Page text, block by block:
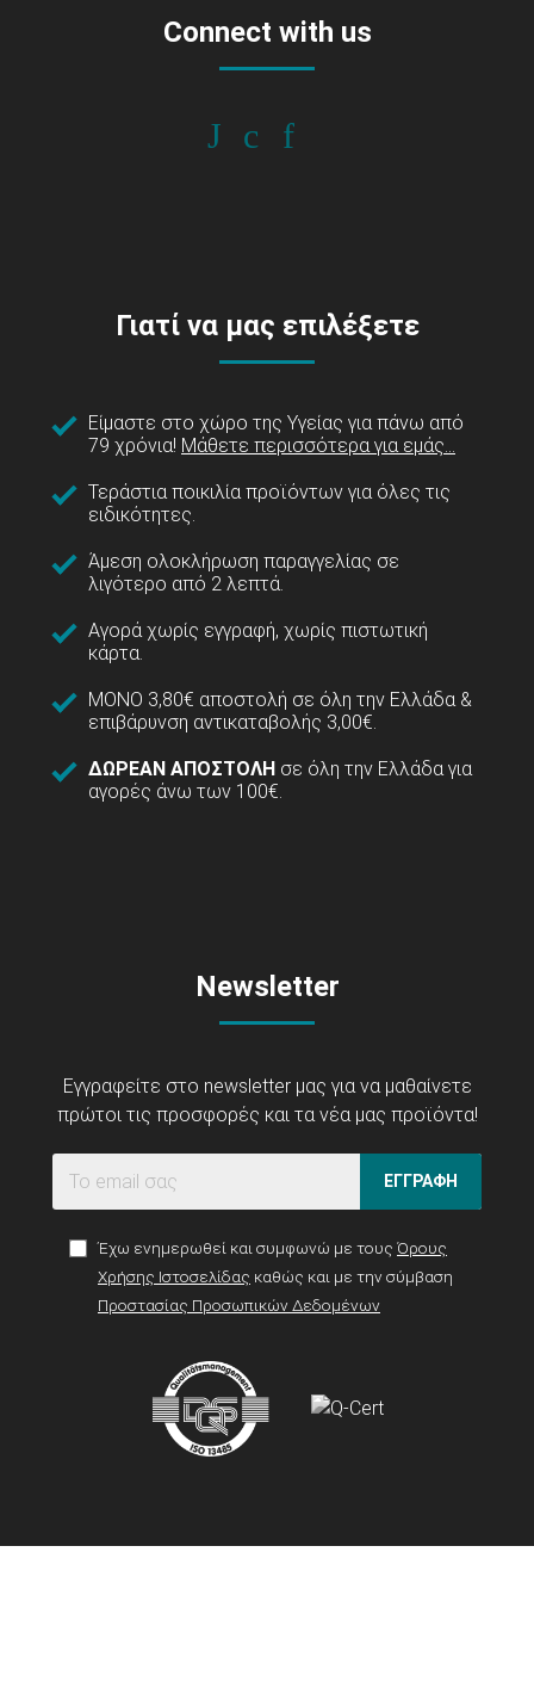
Connect with us
Γιατί να μας επιλέξετε
Είμαστε στο χώρο της Υγείας για πάνω από
79 χρόνια! Μάθετε περισσότερα για εμάς...
Τεράστια ποικιλία προϊόντων για όλες τις
ειδικότητες.
Άμεση ολοκλήρωση παραγγελίας σε
λιγότερο από 2 λεπτά.
Αγορά χωρίς εγγραφή, χωρίς πιστωτική
κάρτα.
ΜΟΝΟ 3,80€ αποστολή σε όλη την Ελλάδα &
επιβάρυνση αντικαταβολής 3,00€.
ΔΩΡΕΑΝ ΑΠΟΣΤΟΛΗ σε όλη την Ελλάδα για
αγορές άνω των 100€.
Newsletter
Εγγραφείτε στο newsletter μας για να μαθαίνετε
πρώτοι τις προσφορές και τα νέα μας προϊόντα!
ΕΓΓΡΑΦΗ
Έχω ενημερωθεί και συμφωνώ με τους Όρους
Χρήσης Ιστοσελίδας καθώς και με την σύμβαση
Προστασίας Προσωπικών Δεδομένων